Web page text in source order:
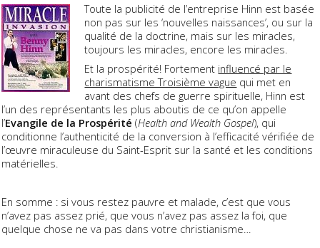
Toute la publicité de l’entreprise Hinn est basée
non pas sur les ‘nouvelles naissances’, ou sur la
qualité de la doctrine, mais sur les miracles,
toujours les miracles, encore les miracles.
Et la prospérité! Fortement influencé par le
charismatisme Troisième vague qui met en
avant des chefs de guerre spirituelle, Hinn est
l’un des représentants les plus aboutis de ce qu’on appelle
l’Evangile de la Prospérité (Health and Wealth Gospel), qui
conditionne l’authenticité de la conversion à l’efficacité vérifiée de
l’œuvre miraculeuse du Saint-Esprit sur la santé et les conditions
matérielles.
En somme : si vous restez pauvre et malade, c’est que vous
n’avez pas assez prié, que vous n’avez pas assez la foi, que
quelque chose ne va pas dans votre christianisme…